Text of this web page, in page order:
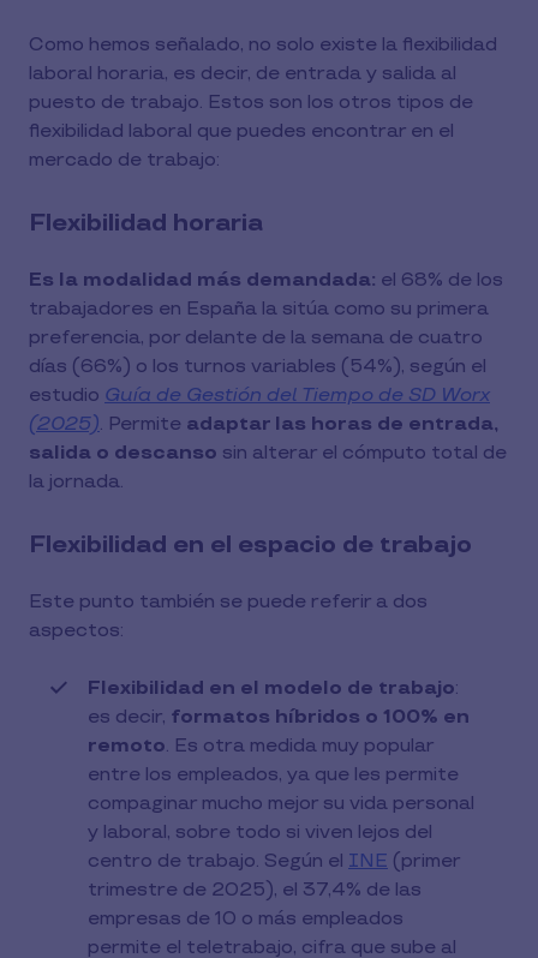
Como hemos señalado, no solo existe la flexibilidad
laboral horaria, es decir, de entrada y salida al
puesto de trabajo. Estos son los otros tipos de
flexibilidad laboral que puedes encontrar en el
mercado de trabajo:
Flexibilidad horaria
Es la modalidad más demandada: el 68% de los
trabajadores en España la sitúa como su primera
preferencia, por delante de la semana de cuatro
días (66%) o los turnos variables (54%), según el
estudio Guía de Gestión del Tiempo de SD Worx
(2025). Permite adaptar las horas de entrada,
salida o descanso sin alterar el cómputo total de
la jornada.
Flexibilidad en el espacio de trabajo
Este punto también se puede referir a dos
aspectos:
Flexibilidad en el modelo de trabajo:
es decir, formatos híbridos o 100% en
remoto. Es otra medida muy popular
entre los empleados, ya que les permite
compaginar mucho mejor su vida personal
y laboral, sobre todo si viven lejos del
centro de trabajo. Según el INE (primer
trimestre de 2025), el 37,4% de las
empresas de 10 o más empleados
permite el teletrabajo, cifra que sube al